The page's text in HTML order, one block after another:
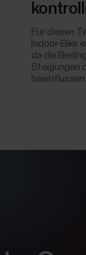
Für diesen
Indoor-Bike
da die
Steigungen
beeinflussen.